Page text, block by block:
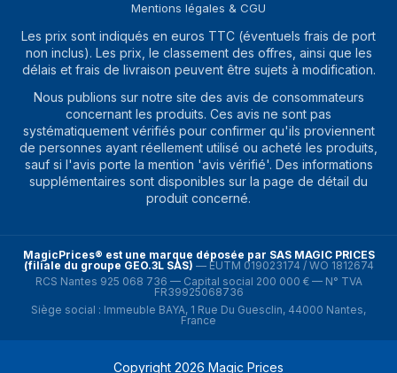
Mentions légales & CGU
Les prix sont indiqués en euros TTC (éventuels frais de port
non inclus). Les prix, le classement des offres, ainsi que les
délais et frais de livraison peuvent être sujets à modification.
Nous publions sur notre site des avis de consommateurs
concernant les produits. Ces avis ne sont pas
systématiquement vérifiés pour confirmer qu'ils proviennent
de personnes ayant réellement utilisé ou acheté les produits,
sauf si l'avis porte la mention 'avis vérifié'. Des informations
supplémentaires sont disponibles sur la page de détail du
produit concerné.
MagicPrices® est une marque déposée par SAS MAGIC PRICES
(filiale du groupe GEO.3L SAS) — EUTM 019023174 / WO 1812674
RCS Nantes 925 068 736 — Capital social 200 000 € — N° TVA
FR39925068736
Siège social : Immeuble BAYA, 1 Rue Du Guesclin, 44000 Nantes,
France
Copyright 2026 Magic Prices